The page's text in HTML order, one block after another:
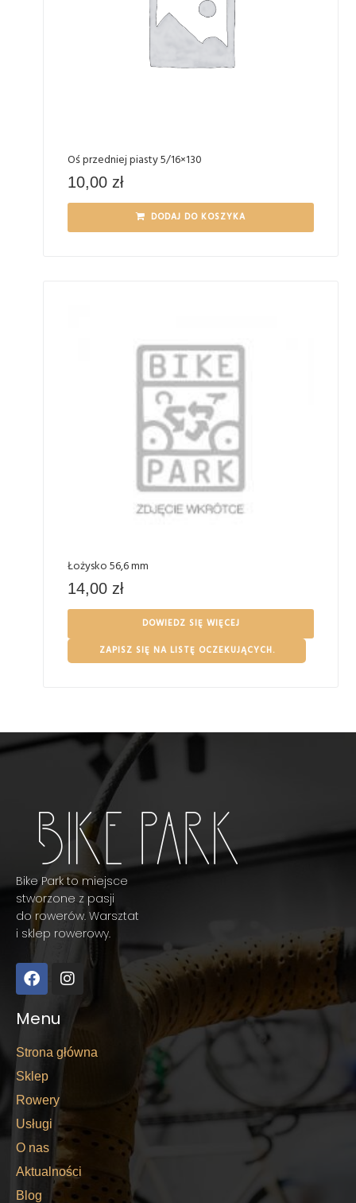
Oś przedniej piasty 5/16×130
10,00 zł
DODAJ DO KOSZYKA
Łożysko 56,6 mm
14,00 zł
DOWIEDZ SIĘ WIĘCEJ
ZAPISZ SIĘ NA LISTĘ OCZEKUJĄCYCH.
Bike Park to miejsce
stworzone z pasji
do rowerów. Warsztat
i sklep rowerowy.
Menu
Strona główna
Sklep
Rowery
Usługi
O nas
Aktualności
Blog